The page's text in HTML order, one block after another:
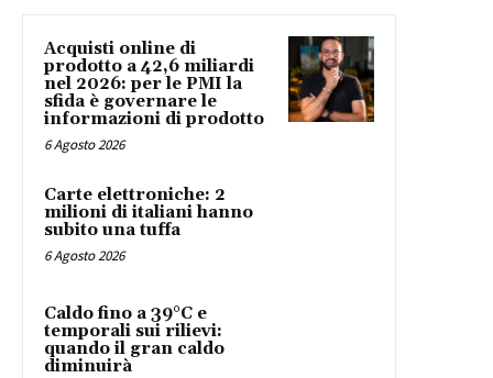
Acquisti online di
prodotto a 42,6 miliardi
nel 2026: per le PMI la
sfida è governare le
informazioni di prodotto
6 Agosto 2026
Carte elettroniche: 2
milioni di italiani hanno
subito una tuffa
6 Agosto 2026
Caldo fino a 39°C e
temporali sui rilievi:
quando il gran caldo
diminuirà